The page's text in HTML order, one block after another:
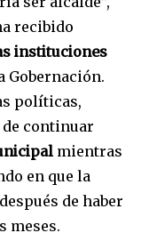
recibido
instituciones
Gobernación.
políticas,
de continuar
mientras
en que la
de haber
meses.